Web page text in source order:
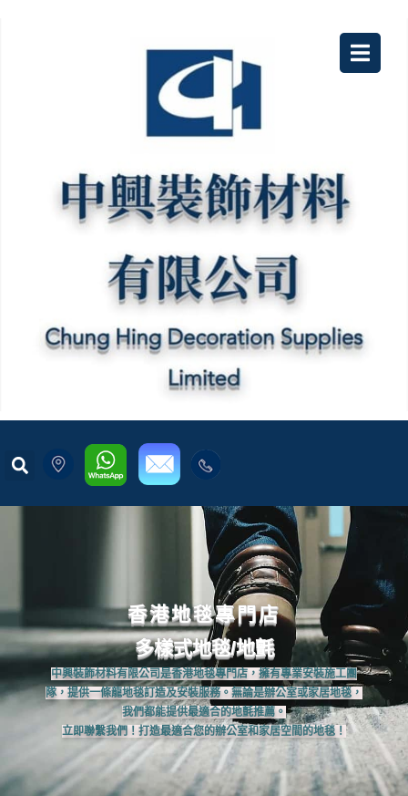
香港地毯專門店
多樣式地毯/地氈
中興裝飾材料有限公司是香港地毯專門店，擁有專業安裝施工團
隊，提供一條龍地毯訂造及安裝服務。無論是辦公室或家居地毯，
我們都能提供最適合的地氈推薦。​
立即聯繫我們！打造最適合您的辦公室和家居空間的地毯！